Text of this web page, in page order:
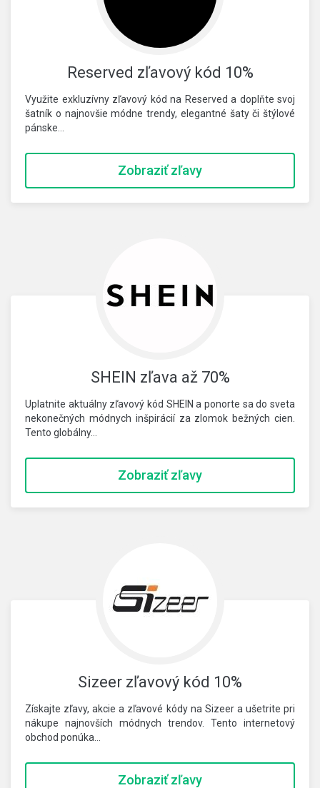
Reserved zľavový kód 10%
Využite exkluzívny zľavový kód na Reserved a doplňte svoj
šatník o najnovšie módne trendy, elegantné šaty či štýlové
pánske…
Zobraziť zľavy
SHEIN zľava až 70%
Uplatnite aktuálny zľavový kód SHEIN a ponorte sa do sveta
nekonečných módnych inšpirácií za zlomok bežných cien.
Tento globálny…
Zobraziť zľavy
Sizeer zľavový kód 10%
Získajte zľavy, akcie a zľavové kódy na Sizeer a ušetrite pri
nákupe najnovších módnych trendov. Tento internetový
obchod ponúka…
Zobraziť zľavy